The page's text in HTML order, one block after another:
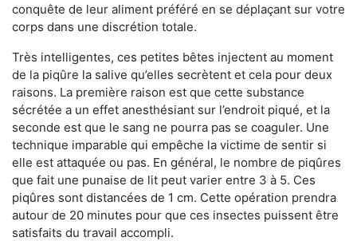
conquête de leur aliment préféré en se déplaçant sur votre
corps dans une discrétion totale.
Très intelligentes, ces petites bêtes injectent au moment
de la piqûre la salive qu’elles secrètent et cela pour deux
raisons. La première raison est que cette substance
sécrétée a un effet anesthésiant sur l’endroit piqué, et la
seconde est que le sang ne pourra pas se coaguler. Une
technique imparable qui empêche la victime de sentir si
elle est attaquée ou pas. En général, le nombre de piqûres
que fait une punaise de lit peut varier entre 3 à 5. Ces
piqûres sont distancées de 1 cm. Cette opération prendra
autour de 20 minutes pour que ces insectes puissent être
satisfaits du travail accompli.